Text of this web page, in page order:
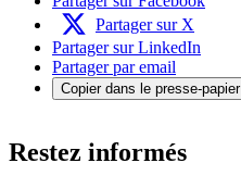
Partager sur X
Partager sur LinkedIn
Partager par email
Copier dans le presse-papier
Restez informés